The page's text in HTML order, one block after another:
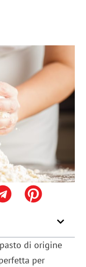
di origine
per